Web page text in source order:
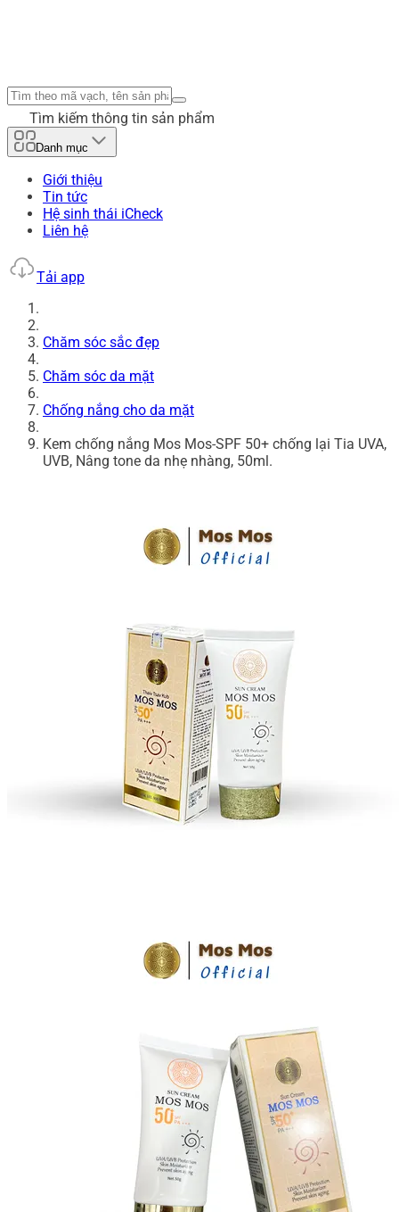
Tìm kiếm thông tin sản phẩm
Danh mục
Giới thiệu
Tin tức
Hệ sinh thái iCheck
Liên hệ
Tải app
Chăm sóc sắc đẹp
Chăm sóc da mặt
Chống nắng cho da mặt
Kem chống nắng Mos Mos-SPF 50+ chống lại Tia UVA,
UVB, Nâng tone da nhẹ nhàng, 50ml.